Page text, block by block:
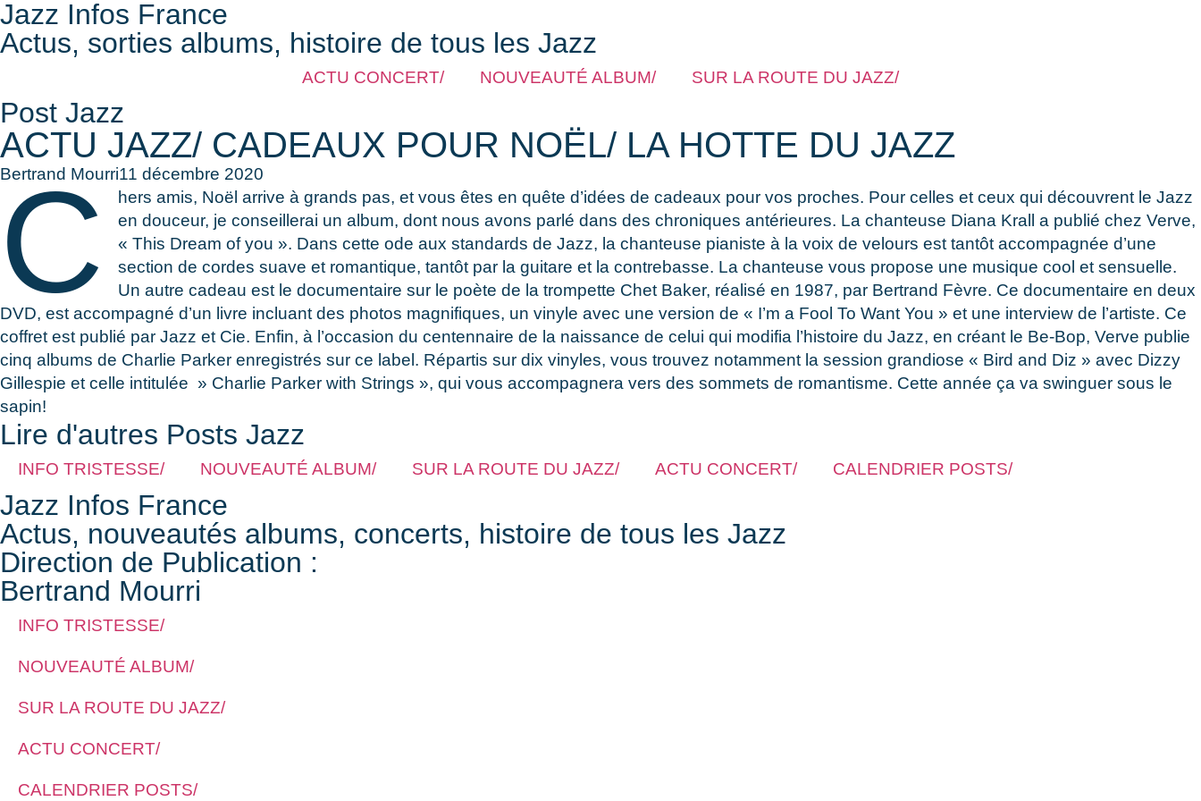
Jazz Infos France
Actus, sorties albums, histoire de tous les Jazz
ACTU CONCERT/ NOUVEAUTÉ ALBUM/ SUR LA ROUTE DU JAZZ/
Post Jazz
ACTU JAZZ/ CADEAUX POUR NOËL/ LA HOTTE DU JAZZ
Bertrand Mourri11 décembre 2020
C
hers amis, Noël arrive à grands pas, et vous êtes en quête d’idées de cadeaux pour vos proches. Pour celles et ceux qui découvrent le Jazz
en douceur, je conseillerai un album, dont nous avons parlé dans des chroniques antérieures. La chanteuse Diana Krall a publié chez Verve,
« This Dream of you ». Dans cette ode aux standards de Jazz, la chanteuse pianiste à la voix de velours est tantôt accompagnée d’une
section de cordes suave et romantique, tantôt par la guitare et la contrebasse. La chanteuse vous propose une musique cool et sensuelle.
Un autre cadeau est le documentaire sur le poète de la trompette Chet Baker, réalisé en 1987, par Bertrand Fèvre. Ce documentaire en deux
DVD, est accompagné d’un livre incluant des photos magnifiques, un vinyle avec une version de « I’m a Fool To Want You » et une interview de l’artiste. Ce
coffret est publié par Jazz et Cie. Enfin, à l’occasion du centennaire de la naissance de celui qui modifia l’histoire du Jazz, en créant le Be-Bop, Verve publie
cinq albums de Charlie Parker enregistrés sur ce label. Répartis sur dix vinyles, vous trouvez notamment la session grandiose « Bird and Diz » avec Dizzy
Gillespie et celle intitulée » Charlie Parker with Strings », qui vous accompagnera vers des sommets de romantisme. Cette année ça va swinguer sous le
sapin!
Lire d'autres Posts Jazz
INFO TRISTESSE/ NOUVEAUTÉ ALBUM/ SUR LA ROUTE DU JAZZ/ ACTU CONCERT/ CALENDRIER POSTS/
Jazz Infos France
Actus, nouveautés albums, concerts, histoire de tous les Jazz
Direction de Publication :
Bertrand Mourri
INFO TRISTESSE/
NOUVEAUTÉ ALBUM/
SUR LA ROUTE DU JAZZ/
ACTU CONCERT/
CALENDRIER POSTS/